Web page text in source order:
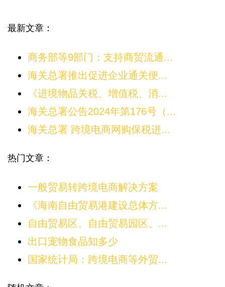
最新文章：
商务部等9部门：支持商贸流通...
海关总署推出促进企业通关便...
《进境物品关税、增值税、消...
海关总署公告2024年第176号（...
海关总署 跨境电商网购保税进...
热门文章：
一般贸易转跨境电商解决方案
《海南自由贸易港建设总体方...
自由贸易区、自由贸易园区、...
出口宠物食品知多少
国家统计局：跨境电商等外贸...